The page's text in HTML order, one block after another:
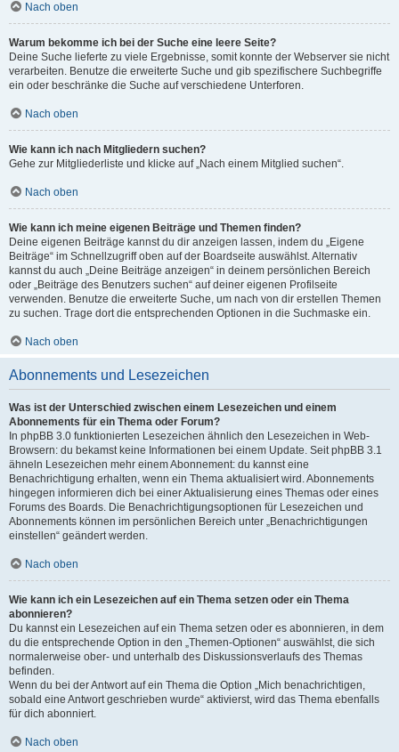
Nach oben
Warum bekomme ich bei der Suche eine leere Seite?
Deine Suche lieferte zu viele Ergebnisse, somit konnte der Webserver sie nicht
verarbeiten. Benutze die erweiterte Suche und gib spezifischere Suchbegriffe
ein oder beschränke die Suche auf verschiedene Unterforen.
Nach oben
Wie kann ich nach Mitgliedern suchen?
Gehe zur Mitgliederliste und klicke auf „Nach einem Mitglied suchen“.
Nach oben
Wie kann ich meine eigenen Beiträge und Themen finden?
Deine eigenen Beiträge kannst du dir anzeigen lassen, indem du „Eigene
Beiträge“ im Schnellzugriff oben auf der Boardseite auswählst. Alternativ
kannst du auch „Deine Beiträge anzeigen“ in deinem persönlichen Bereich
oder „Beiträge des Benutzers suchen“ auf deiner eigenen Profilseite
verwenden. Benutze die erweiterte Suche, um nach von dir erstellen Themen
zu suchen. Trage dort die entsprechenden Optionen in die Suchmaske ein.
Nach oben
Abonnements und Lesezeichen
Was ist der Unterschied zwischen einem Lesezeichen und einem
Abonnements für ein Thema oder Forum?
In phpBB 3.0 funktionierten Lesezeichen ähnlich den Lesezeichen in Web-
Browsern: du bekamst keine Informationen bei einem Update. Seit phpBB 3.1
ähneln Lesezeichen mehr einem Abonnement: du kannst eine
Benachrichtigung erhalten, wenn ein Thema aktualisiert wird. Abonnements
hingegen informieren dich bei einer Aktualisierung eines Themas oder eines
Forums des Boards. Die Benachrichtigungsoptionen für Lesezeichen und
Abonnements können im persönlichen Bereich unter „Benachrichtigungen
einstellen“ geändert werden.
Nach oben
Wie kann ich ein Lesezeichen auf ein Thema setzen oder ein Thema
abonnieren?
Du kannst ein Lesezeichen auf ein Thema setzen oder es abonnieren, in dem
du die entsprechende Option in den „Themen-Optionen“ auswählst, die sich
normalerweise ober- und unterhalb des Diskussionsverlaufs des Themas
befinden.
Wenn du bei der Antwort auf ein Thema die Option „Mich benachrichtigen,
sobald eine Antwort geschrieben wurde“ aktivierst, wird das Thema ebenfalls
für dich abonniert.
Nach oben